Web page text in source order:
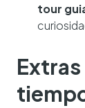
tour